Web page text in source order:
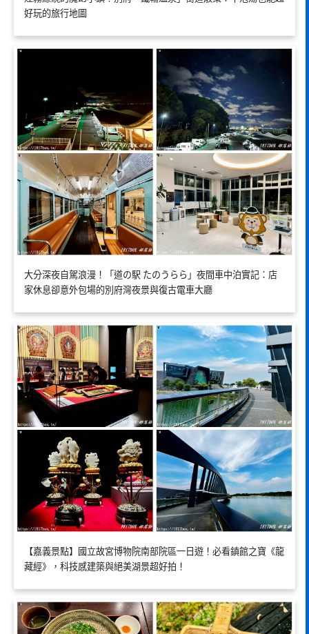
好玩的旅行地圖
大分深夜自駕浪漫！「道の駅 たのうらら」夜間車中泊實記：店
家休息卻意外包場的別府灣夜景與復古電車大廳
【嘉義景點】國立故宮博物院南部院區一日遊！必看鎮館之寶《龍
藏經》，科技感建築與絕美湖景超好拍！